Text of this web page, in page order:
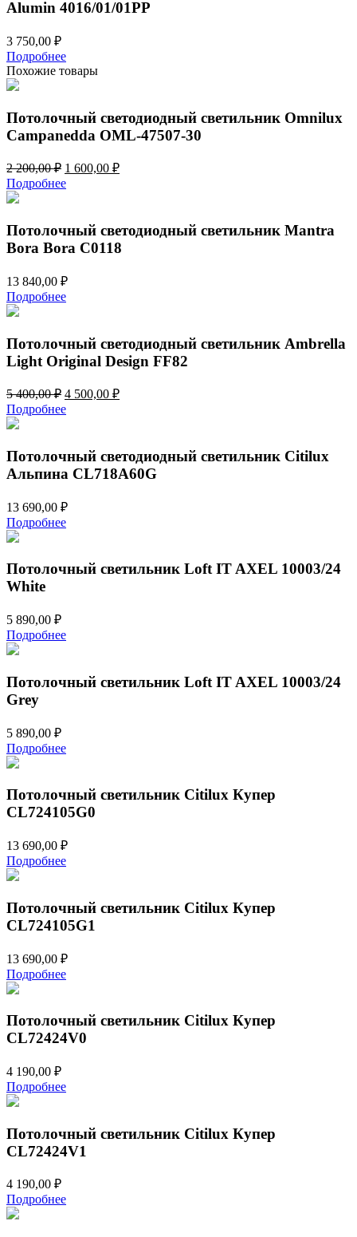
Alumin 4016/01/01PP
3 750,00 ₽
Подробнее
Похожие товары
Потолочный светодиодный светильник Omnilux
Campanedda OML-47507-30
2 200,00₽ Первоначальная
цена
составляла
200,00 ₽.
1 600,00 ₽Текущая
Подробнее
Потолочный светодиодный светильник Mantra
Bora Bora C0118
13 840,00 ₽
Подробнее
Потолочный светодиодный светильник Ambrella
Light Original Design FF82
5 400,00₽ Первоначальная
цена
составляла
400,00 ₽.
4 500,00 ₽Текущая
Подробнее
Потолочный светодиодный светильник Citilux
Альпина CL718A60G
13 690,00 ₽
Подробнее
Потолочный светильник Loft IT AXEL 10003/24
White
5 890,00 ₽
Подробнее
Потолочный светильник Loft IT AXEL 10003/24
Grey
5 890,00 ₽
Подробнее
Потолочный светильник Citilux Купер
CL724105G0
13 690,00 ₽
Подробнее
Потолочный светильник Citilux Купер
CL724105G1
13 690,00 ₽
Подробнее
Потолочный светильник Citilux Купер
CL72424V0
4 190,00 ₽
Подробнее
Потолочный светильник Citilux Купер
CL72424V1
4 190,00 ₽
Подробнее